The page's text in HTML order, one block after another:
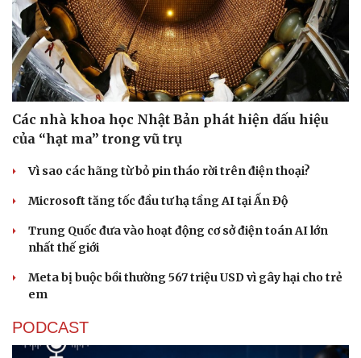
Sức khỏe
Dinh dưỡng - món ngon
Cây thuốc
Sản phụ khoa
Nhi khoa
Nam khoa
Làm đẹp - giảm cân
Ăn sạch sống khỏe
Đời sống
Nhà đẹp
Blog
Tình yêu - Gia đình
Các nhà khoa học Nhật Bản phát hiện dấu hiệu
của “hạt ma” trong vũ trụ
Vì sao các hãng từ bỏ pin tháo rời trên điện thoại?
Microsoft tăng tốc đầu tư hạ tầng AI tại Ấn Độ
Trung Quốc đưa vào hoạt động cơ sở điện toán AI lớn
nhất thế giới
Meta bị buộc bồi thường 567 triệu USD vì gây hại cho trẻ
em
PODCAST